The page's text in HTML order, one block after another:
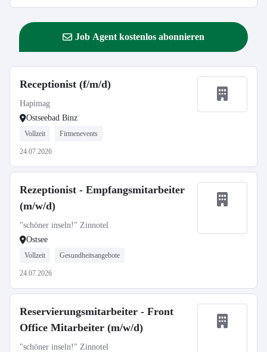
Job Agent kostenlos abonnieren
Receptionist (f/m/d)
Hapimag
Ostseebad Binz
Vollzeit Firmenevents
24.07.2026
Rezeptionist - Empfangsmitarbeiter
(m/w/d)
"schöner inseln!" Zinnotel
Ostsee
Vollzeit Gesundheitsangebote
24.07.2026
Reservierungsmitarbeiter - Front
Office Mitarbeiter (m/w/d)
"schöner inseln!" Zinnotel